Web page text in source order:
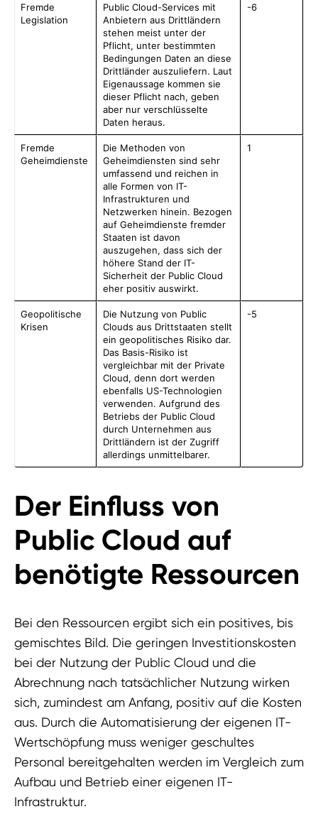
Fremde
Legislation
Public Cloud-Services mit
Anbietern aus Drittländern
stehen meist unter der
Pflicht, unter bestimmten
Bedingungen Daten an diese
Drittländer auszuliefern. Laut
Eigenaussage kommen sie
dieser Pflicht nach, geben
aber nur verschlüsselte
Daten heraus.
-6
Fremde
Geheimdienste
Die Methoden von
Geheimdiensten sind sehr
umfassend und reichen in
alle Formen von IT-
Infrastrukturen und
Netzwerken hinein. Bezogen
auf Geheimdienste fremder
Staaten ist davon
auszugehen, dass sich der
höhere Stand der IT-
Sicherheit der Public Cloud
eher positiv auswirkt.
1
Geopolitische
Krisen
Die Nutzung von Public
Clouds aus Drittstaaten stellt
ein geopolitisches Risiko dar.
Das Basis-Risiko ist
vergleichbar mit der Private
Cloud, denn dort werden
ebenfalls US-Technologien
verwenden. Aufgrund des
Betriebs der Public Cloud
durch Unternehmen aus
Drittländern ist der Zugriff
allerdings unmittelbarer.
-5
Der Einfluss von
Public Cloud auf
benötigte Ressourcen
Bei den Ressourcen ergibt sich ein positives, bis
gemischtes Bild. Die geringen Investitionskosten
bei der Nutzung der Public Cloud und die
Abrechnung nach tatsächlicher Nutzung wirken
sich, zumindest am Anfang, positiv auf die Kosten
aus. Durch die Automatisierung der eigenen IT-
Wertschöpfung muss weniger geschultes
Personal bereitgehalten werden im Vergleich zum
Aufbau und Betrieb einer eigenen IT-
Infrastruktur.